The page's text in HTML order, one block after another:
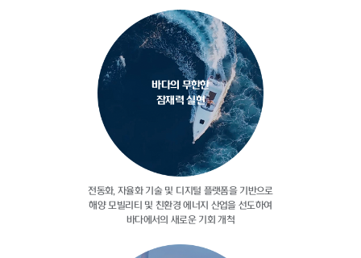
바다의 무한한
잠재력 실현
전동화, 자율화 기술 및 디지털 플랫폼을 기반으로
해양 모빌리티 및 친환경 에너지 산업을 선도하여
바다에서의 새로운 기회 개척